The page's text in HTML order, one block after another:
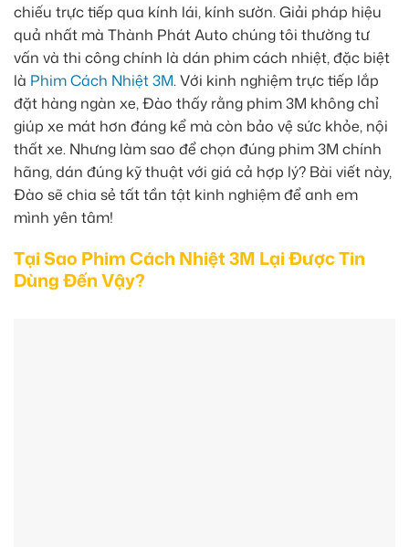
chiếu trực tiếp qua kính lái, kính sườn. Giải pháp hiệu
quả nhất mà Thành Phát Auto chúng tôi thường tư
vấn và thi công chính là dán phim cách nhiệt, đặc biệt
là Phim Cách Nhiệt 3M. Với kinh nghiệm trực tiếp lắp
đặt hàng ngàn xe, Đào thấy rằng phim 3M không chỉ
giúp xe mát hơn đáng kể mà còn bảo vệ sức khỏe, nội
thất xe. Nhưng làm sao để chọn đúng phim 3M chính
hãng, dán đúng kỹ thuật với giá cả hợp lý? Bài viết này,
Đào sẽ chia sẻ tất tần tật kinh nghiệm để anh em
mình yên tâm!
Tại Sao Phim Cách Nhiệt 3M Lại Được Tin
Dùng Đến Vậy?